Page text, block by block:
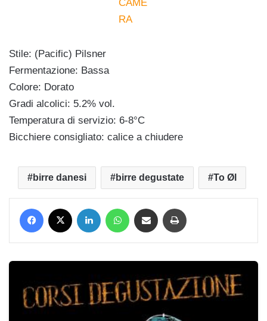
Stile: (Pacific) Pilsner
Fermentazione: Bassa
Colore: Dorato
Gradi alcolici: 5.2% vol.
Temperatura di servizio: 6-8°C
Bicchiere consigliato: calice a chiudere
birre danesi birre degustate To Øl
Facebook LinkedIn WhatsApp Condividi via mail